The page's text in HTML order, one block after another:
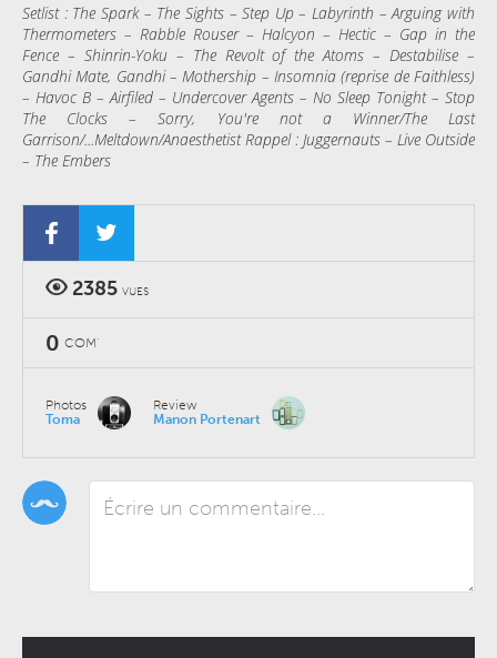
Setlist : The Spark – The Sights – Step Up – Labyrinth – Arguing with
Thermometers – Rabble Rouser – Halcyon – Hectic – Gap in the
Fence – Shinrin-Yoku – The Revolt of the Atoms – Destabilise –
Gandhi Mate, Gandhi – Mothership – Insomnia (reprise de Faithless)
– Havoc B – Airfiled – Undercover Agents – No Sleep Tonight – Stop
The Clocks – Sorry, You're not a Winner/The Last
Garrison/...Meltdown/Anaesthetist Rappel : Juggernauts – Live Outside
– The Embers
2385 VUES
0 COM'
Photos
Toma
Review
Manon Portenart